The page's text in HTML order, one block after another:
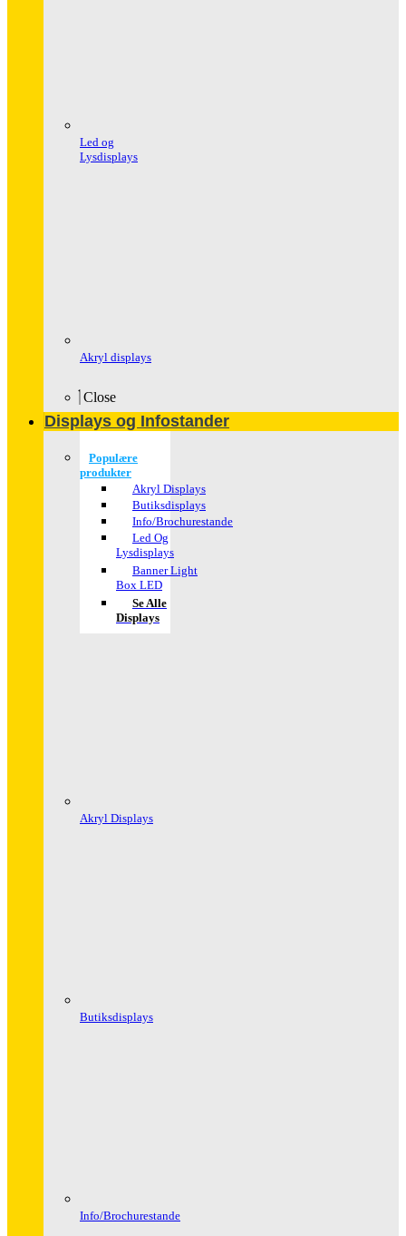
Led og
Lysdisplays
Akryl displays
Close
Displays og Infostander
Populære
produkter
Akryl Displays
Butiksdisplays
Info/Brochurestande
Led Og
Lysdisplays
Banner Light
Box LED
Se Alle
Displays
Akryl Displays
Butiksdisplays
Info/Brochurestande